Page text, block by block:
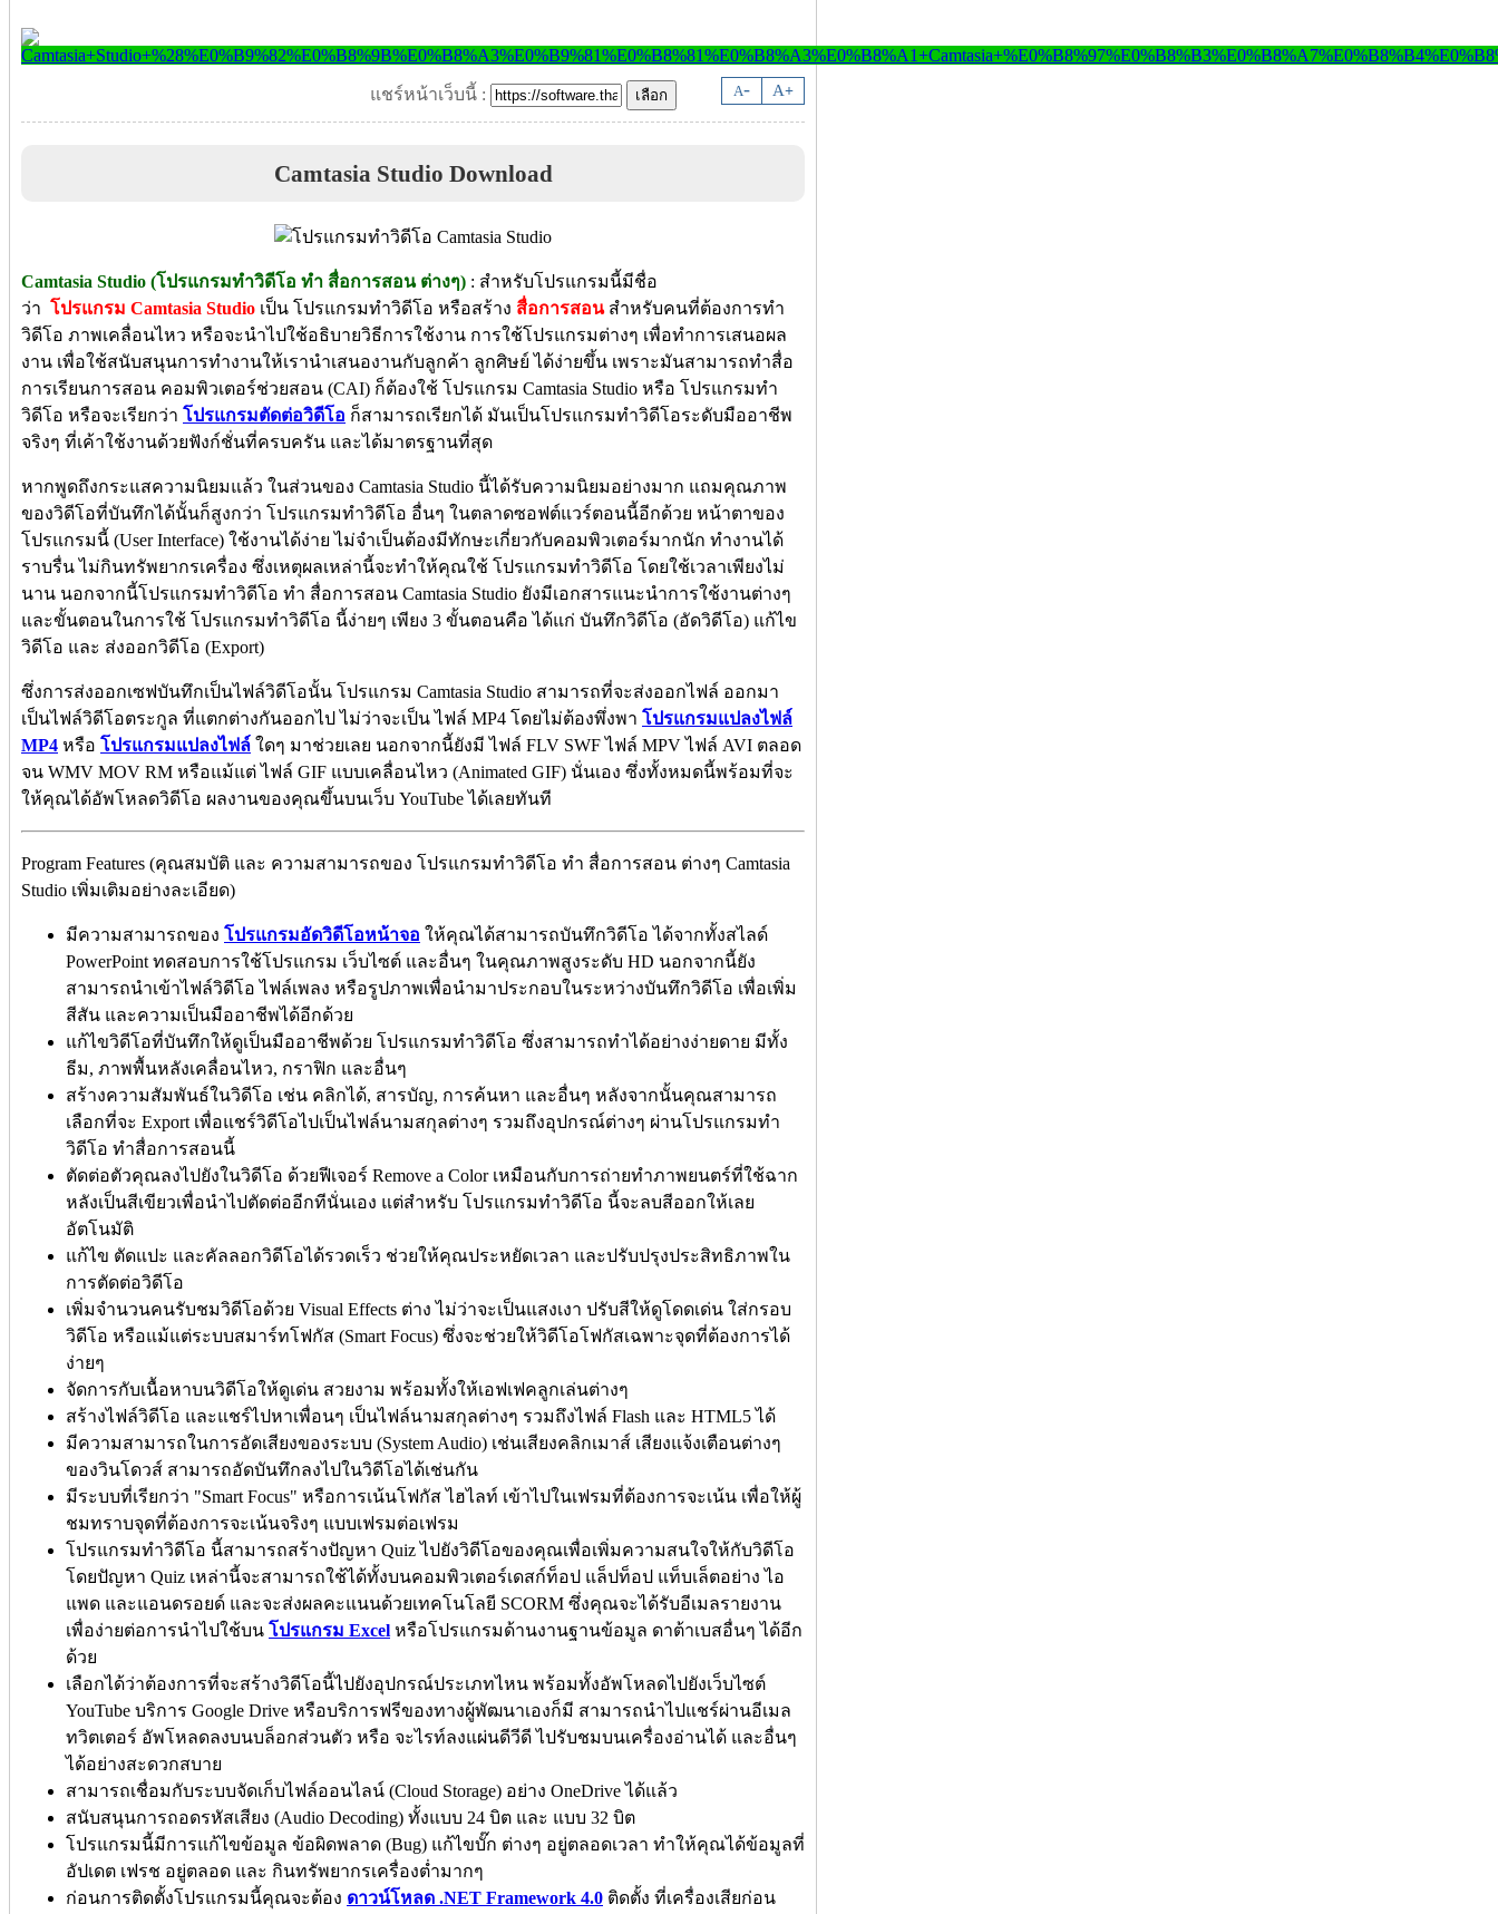
A- A+
แชร์หน้าเว็บนี้ :
Camtasia Studio Download
Camtasia Studio (โปรแกรมทำวิดีโอ ทำ สื่อการสอน ต่างๆ) : สำหรับโปรแกรมนี้มีชื่อ
ว่า โปรแกรม Camtasia Studio เป็น โปรแกรมทำวิดีโอ หรือสร้าง สื่อการสอนสำหรับคนที่ต้องการทำ
วิดีโอ ภาพเคลื่อนไหว หรือจะนำไปใช้อธิบายวิธีการใช้งาน การใช้โปรแกรมต่างๆ เพื่อทำการเสนอผล
งาน เพื่อใช้สนับสนุนการทำงานให้เรานำเสนองานกับลูกค้า ลูกศิษย์ ได้ง่ายขึ้น เพราะมันสามารถทำสื่อ
การเรียนการสอน คอมพิวเตอร์ช่วยสอน (CAI) ก็ต้องใช้ โปรแกรม Camtasia Studio หรือ โปรแกรมทำ
วิดีโอ หรือจะเรียกว่า โปรแกรมตัดต่อวิดีโอ ก็สามารถเรียกได้ มันเป็นโปรแกรมทำวิดีโอระดับมืออาชีพ
จริงๆ ที่เค้าใช้งานด้วยฟังก์ชั่นที่ครบครัน และได้มาตรฐานที่สุด
หากพูดถึงกระแสความนิยมแล้ว ในส่วนของ Camtasia Studio นี้ได้รับความนิยมอย่างมาก แถมคุณภาพ
ของวิดีโอที่บันทึกได้นั้นก็สูงกว่า โปรแกรมทำวิดีโอ อื่นๆ ในตลาดซอฟต์แวร์ตอนนี้อีกด้วย หน้าตาของ
โปรแกรมนี้ (User Interface) ใช้งานได้ง่าย ไม่จำเป็นต้องมีทักษะเกี่ยวกับคอมพิวเตอร์มากนัก ทำงานได้
ราบรื่น ไม่กินทรัพยากรเครื่อง ซึ่งเหตุผลเหล่านี้จะทำให้คุณใช้ โปรแกรมทำวิดีโอ โดยใช้เวลาเพียงไม่
นาน นอกจากนี้โปรแกรมทำวิดีโอ ทำ สื่อการสอน Camtasia Studio ยังมีเอกสารแนะนำการใช้งานต่างๆ
และขั้นตอนในการใช้ โปรแกรมทำวิดีโอ นี้ง่ายๆ เพียง 3 ขั้นตอนคือ ได้แก่ บันทึกวิดีโอ (อัดวิดีโอ) แก้ไข
วิดีโอ และ ส่งออกวิดีโอ (Export)
ซึ่งการส่งออกเซฟบันทึกเป็นไฟล์วิดีโอนั้น โปรแกรม Camtasia Studio สามารถที่จะส่งออกไฟล์ ออกมา
เป็นไฟล์วิดีโอตระกูล ที่แตกต่างกันออกไป ไม่ว่าจะเป็น ไฟล์ MP4 โดยไม่ต้องพึ่งพา โปรแกรมแปลงไฟล์
MP4 หรือ โปรแกรมแปลงไฟล์ ใดๆ มาช่วยเลย นอกจากนี้ยังมี ไฟล์ FLV SWF ไฟล์ MPV ไฟล์ AVI ตลอด
จน WMV MOV RM หรือแม้แต่ ไฟล์ GIF แบบเคลื่อนไหว (Animated GIF) นั่นเอง ซึ่งทั้งหมดนี้พร้อมที่จะ
ให้คุณได้อัพโหลดวิดีโอ ผลงานของคุณขึ้นบนเว็บ YouTube ได้เลยทันที
Program Features (คุณสมบัติ และ ความสามารถของ โปรแกรมทำวิดีโอ ทำ สื่อการสอน ต่างๆ Camtasia
Studio เพิ่มเติมอย่างละเอียด)
มีความสามารถของ โปรแกรมอัดวิดีโอหน้าจอ ให้คุณได้สามารถบันทึกวิดีโอ ได้จากทั้งสไลด์
PowerPoint ทดสอบการใช้โปรแกรม เว็บไซต์ และอื่นๆ ในคุณภาพสูงระดับ HD นอกจากนี้ยัง
สามารถนำเข้าไฟล์วิดีโอ ไฟล์เพลง หรือรูปภาพเพื่อนำมาประกอบในระหว่างบันทึกวิดีโอ เพื่อเพิ่ม
สีสัน และความเป็นมืออาชีพได้อีกด้วย
แก้ไขวิดีโอที่บันทึกให้ดูเป็นมืออาชีพด้วย โปรแกรมทำวิดีโอ ซึ่งสามารถทำได้อย่างง่ายดาย มีทั้ง
ธีม, ภาพพื้นหลังเคลื่อนไหว, กราฟิก และอื่นๆ
สร้างความสัมพันธ์ในวิดีโอ เช่น คลิกได้, สารบัญ, การค้นหา และอื่นๆ หลังจากนั้นคุณสามารถ
เลือกที่จะ Export เพื่อแชร์วิดีโอไปเป็นไฟล์นามสกุลต่างๆ รวมถึงอุปกรณ์ต่างๆ ผ่านโปรแกรมทำ
วิดีโอ ทำสื่อการสอนนี้
ตัดต่อตัวคุณลงไปยังในวิดีโอ ด้วยฟีเจอร์ Remove a Color เหมือนกับการถ่ายทำภาพยนตร์ที่ใช้ฉาก
หลังเป็นสีเขียวเพื่อนำไปตัดต่ออีกทีนั่นเอง แต่สำหรับ โปรแกรมทำวิดีโอ นี้จะลบสีออกให้เลย
อัตโนมัติ
แก้ไข ตัดแปะ และคัลลอกวิดีโอได้รวดเร็ว ช่วยให้คุณประหยัดเวลา และปรับปรุงประสิทธิภาพใน
การตัดต่อวิดีโอ
เพิ่มจำนวนคนรับชมวิดีโอด้วย Visual Effects ต่าง ไม่ว่าจะเป็นแสงเงา ปรับสีให้ดูโดดเด่น ใส่กรอบ
วิดีโอ หรือแม้แต่ระบบสมาร์ทโฟกัส (Smart Focus) ซึ่งจะช่วยให้วิดีโอโฟกัสเฉพาะจุดที่ต้องการได้
ง่ายๆ
จัดการกับเนื้อหาบนวิดีโอให้ดูเด่น สวยงาม พร้อมทั้งให้เอฟเฟคลูกเล่นต่างๆ
สร้างไฟล์วิดีโอ และแชร์ไปหาเพื่อนๆ เป็นไฟล์นามสกุลต่างๆ รวมถึงไฟล์ Flash และ HTML5 ได้
มีความสามารถในการอัดเสียงของระบบ (System Audio) เช่นเสียงคลิกเมาส์ เสียงแจ้งเตือนต่างๆ
ของวินโดวส์ สามารถอัดบันทึกลงไปในวิดีโอได้เช่นกัน
มีระบบที่เรียกว่า "Smart Focus" หรือการเน้นโฟกัส ไฮไลท์ เข้าไปในเฟรมที่ต้องการจะเน้น เพื่อให้ผู้
ชมทราบจุดที่ต้องการจะเน้นจริงๆ แบบเฟรมต่อเฟรม
โปรแกรมทำวิดีโอ นี้สามารถสร้างปัญหา Quiz ไปยังวิดีโอของคุณเพื่อเพิ่มความสนใจให้กับวิดีโอ
โดยปัญหา Quiz เหล่านี้จะสามารถใช้ได้ทั้งบนคอมพิวเตอร์เดสก์ท็อป แล็ปท็อป แท็บเล็ตอย่าง ไอ
แพด และแอนดรอยด์ และจะส่งผลคะแนนด้วยเทคโนโลยี SCORM ซึ่งคุณจะได้รับอีเมลรายงาน
เพื่อง่ายต่อการนำไปใช้บน โปรแกรม Excel หรือโปรแกรมด้านงานฐานข้อมูล ดาต้าเบสอื่นๆ ได้อีก
ด้วย
เลือกได้ว่าต้องการที่จะสร้างวิดีโอนี้ไปยังอุปกรณ์ประเภทไหน พร้อมทั้งอัพโหลดไปยังเว็บไซต์
YouTube บริการ Google Drive หรือบริการฟรีของทางผู้พัฒนาเองก็มี สามารถนำไปแชร์ผ่านอีเมล
ทวิตเตอร์ อัพโหลดลงบนบล็อกส่วนตัว หรือ จะไรท์ลงแผ่นดีวีดี ไปรับชมบนเครื่องอ่านได้ และอื่นๆ
ได้อย่างสะดวกสบาย
สามารถเชื่อมกับระบบจัดเก็บไฟล์ออนไลน์ (Cloud Storage) อย่าง OneDrive ได้แล้ว
สนับสนุนการถอดรหัสเสียง (Audio Decoding) ทั้งแบบ 24 บิต และ แบบ 32 บิต
โปรแกรมนี้มีการแก้ไขข้อมูล ข้อผิดพลาด (Bug) แก้ไขบั๊ก ต่างๆ อยู่ตลอดเวลา ทำให้คุณได้ข้อมูลที่
อัปเดต เฟรช อยู่ตลอด และ กินทรัพยากรเครื่องต่ำมากๆ
ก่อนการติดตั้งโปรแกรมนี้คุณจะต้อง ดาวน์โหลด .NET Framework 4.0 ติดตั้ง ที่เครื่องเสียก่อน